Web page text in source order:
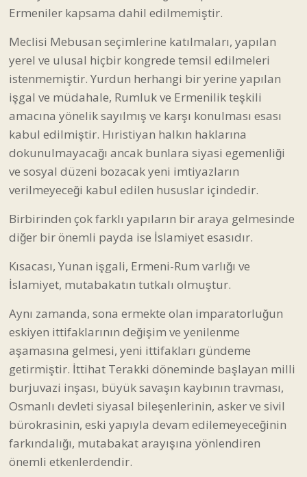
Ermeniler kapsama dahil edilmemiştir.
Meclisi Mebusan seçimlerine katılmaları, yapılan
yerel ve ulusal hiçbir kongrede temsil edilmeleri
istenmemiştir. Yurdun herhangi bir yerine yapılan
işgal ve müdahale, Rumluk ve Ermenilik teşkili
amacına yönelik sayılmış ve karşı konulması esası
kabul edilmiştir. Hıristiyan halkın haklarına
dokunulmayacağı ancak bunlara siyasi egemenliği
ve sosyal düzeni bozacak yeni imtiyazların
verilmeyeceği kabul edilen hususlar içindedir.
Birbirinden çok farklı yapıların bir araya gelmesinde
diğer bir önemli payda ise İslamiyet esasıdır.
Kısacası, Yunan işgali, Ermeni-Rum varlığı ve
İslamiyet, mutabakatın tutkalı olmuştur.
Aynı zamanda, sona ermekte olan imparatorluğun
eskiyen ittifaklarının değişim ve yenilenme
aşamasına gelmesi, yeni ittifakları gündeme
getirmiştir. İttihat Terakki döneminde başlayan milli
burjuvazi inşası, büyük savaşın kaybının travması,
Osmanlı devleti siyasal bileşenlerinin, asker ve sivil
bürokrasinin, eski yapıyla devam edilemeyeceğinin
farkındalığı, mutabakat arayışına yönlendiren
önemli etkenlerdendir.